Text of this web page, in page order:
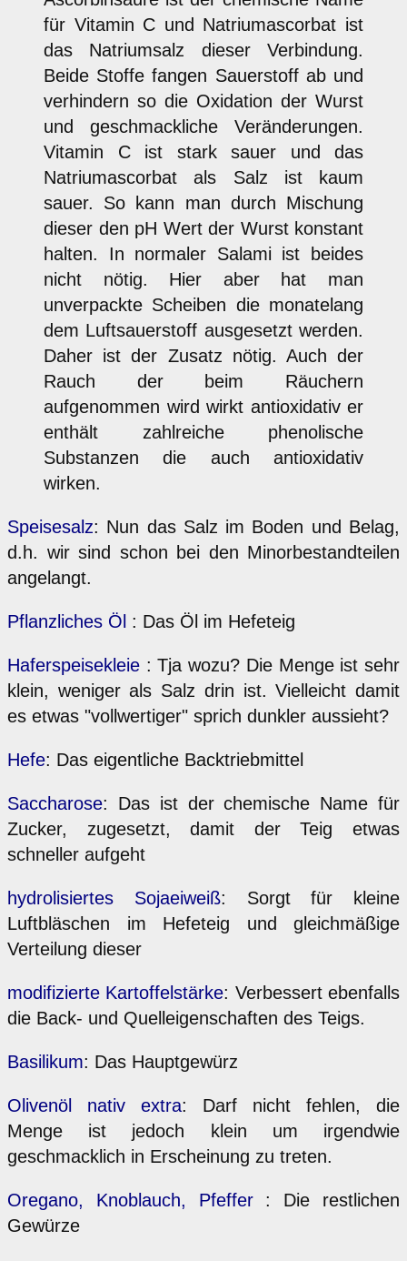
für Vitamin C und Natriumascorbat ist
das Natriumsalz dieser Verbindung.
Beide Stoffe fangen Sauerstoff ab und
verhindern so die Oxidation der Wurst
und geschmackliche Veränderungen.
Vitamin C ist stark sauer und das
Natriumascorbat als Salz ist kaum
sauer. So kann man durch Mischung
dieser den pH Wert der Wurst konstant
halten. In normaler Salami ist beides
nicht nötig. Hier aber hat man
unverpackte Scheiben die monatelang
dem Luftsauerstoff ausgesetzt werden.
Daher ist der Zusatz nötig. Auch der
Rauch der beim Räuchern
aufgenommen wird wirkt antioxidativ er
enthält zahlreiche phenolische
Substanzen die auch antioxidativ
wirken.
Speisesalz: Nun das Salz im Boden und Belag,
d.h. wir sind schon bei den Minorbestandteilen
angelangt.
Pflanzliches Öl : Das Öl im Hefeteig
Haferspeisekleie : Tja wozu? Die Menge ist sehr
klein, weniger als Salz drin ist. Vielleicht damit
es etwas "vollwertiger" sprich dunkler aussieht?
Hefe: Das eigentliche Backtriebmittel
Saccharose: Das ist der chemische Name für
Zucker, zugesetzt, damit der Teig etwas
schneller aufgeht
hydrolisiertes Sojaeiweiß: Sorgt für kleine
Luftbläschen im Hefeteig und gleichmäßige
Verteilung dieser
modifizierte Kartoffelstärke: Verbessert ebenfalls
die Back- und Quelleigenschaften des Teigs.
Basilikum: Das Hauptgewürz
Olivenöl nativ extra: Darf nicht fehlen, die
Menge ist jedoch klein um irgendwie
geschmacklich in Erscheinung zu treten.
Oregano, Knoblauch, Pfeffer: Die restlichen
Gewürze